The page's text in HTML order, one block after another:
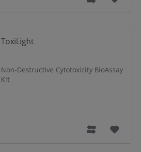
ToxiLight
Non-Destructive Cytotoxicity BioAssay
Kit